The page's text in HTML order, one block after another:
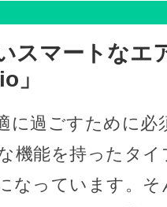
スマートなエ
」
に過ごすために必
機能を持ったタ
なっています。